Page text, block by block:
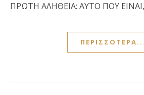
ΠΡΩΤΗ ΑΛΗΘΕΙΑ: ΑΥΤΟ ΠΟΥ ΕΙΝΑΙ,
ΠΕΡΙΣΣΌΤΕΡΑ...